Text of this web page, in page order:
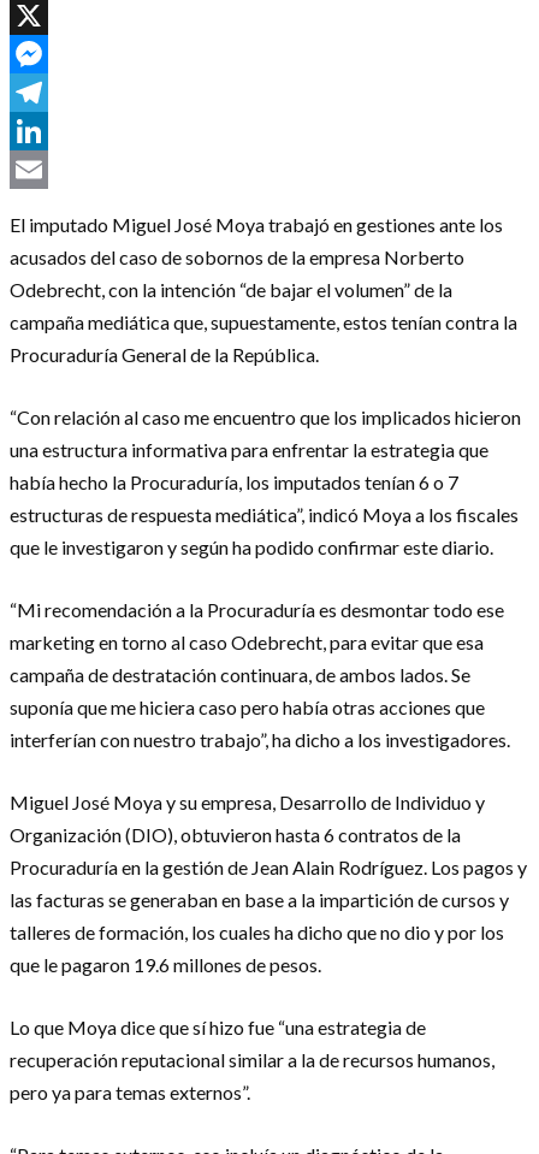
Facebook
X
Messenger
Telegram
LinkedIn
El imputado Miguel José Moya trabajó en gestiones ante los
acusados del caso de sobornos de la empresa Norberto
Odebrecht, con la intención “de bajar el volumen” de la
campaña mediática que, supuestamente, estos tenían contra la
Procuraduría General de la República.
“Con relación al caso me encuentro que los implicados hicieron
una estructura informativa para enfrentar la estrategia que
había hecho la Procuraduría, los imputados tenían 6 o 7
estructuras de respuesta mediática”, indicó Moya a los fiscales
que le investigaron y según ha podido confirmar este diario.
“Mi recomendación a la Procuraduría es desmontar todo ese
marketing en torno al caso Odebrecht, para evitar que esa
campaña de destratación continuara, de ambos lados. Se
suponía que me hiciera caso pero había otras acciones que
interferían con nuestro trabajo”, ha dicho a los investigadores.
Miguel José Moya y su empresa, Desarrollo de Individuo y
Organización (DIO), obtuvieron hasta 6 contratos de la
Procuraduría en la gestión de Jean Alain Rodríguez. Los pagos y
las facturas se generaban en base a la impartición de cursos y
talleres de formación, los cuales ha dicho que no dio y por los
que le pagaron 19.6 millones de pesos.
Lo que Moya dice que sí hizo fue “una estrategia de
recuperación reputacional similar a la de recursos humanos,
pero ya para temas externos”.